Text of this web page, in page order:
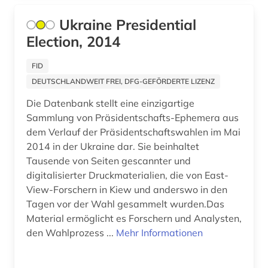
pflege (1)
philosophie (9)
polen (1)
politik (205)
politikdidaktik (1)
politikerin (1)
Ukraine Presidential
Election, 2014
FID
DEUTSCHLANDWEIT FREI, DFG-GEFÖRDERTE LIZENZ
Die Datenbank stellt eine einzigartige
Sammlung von Präsidentschafts-Ephemera aus
dem Verlauf der Präsidentschaftswahlen im Mai
2014 in der Ukraine dar. Sie beinhaltet
Tausende von Seiten gescannter und
digitalisierter Druckmaterialien, die von East-
View-Forschern in Kiew und anderswo in den
Tagen vor der Wahl gesammelt wurden.Das
Material ermöglicht es Forschern und Analysten,
den Wahlprozess ... Mehr Informationen